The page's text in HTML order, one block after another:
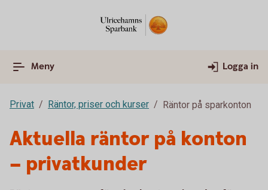
Meny Logga in
Privat Räntor, priser och kurser Räntor på sparkonton
Aktuella räntor på konton
– privatkunder